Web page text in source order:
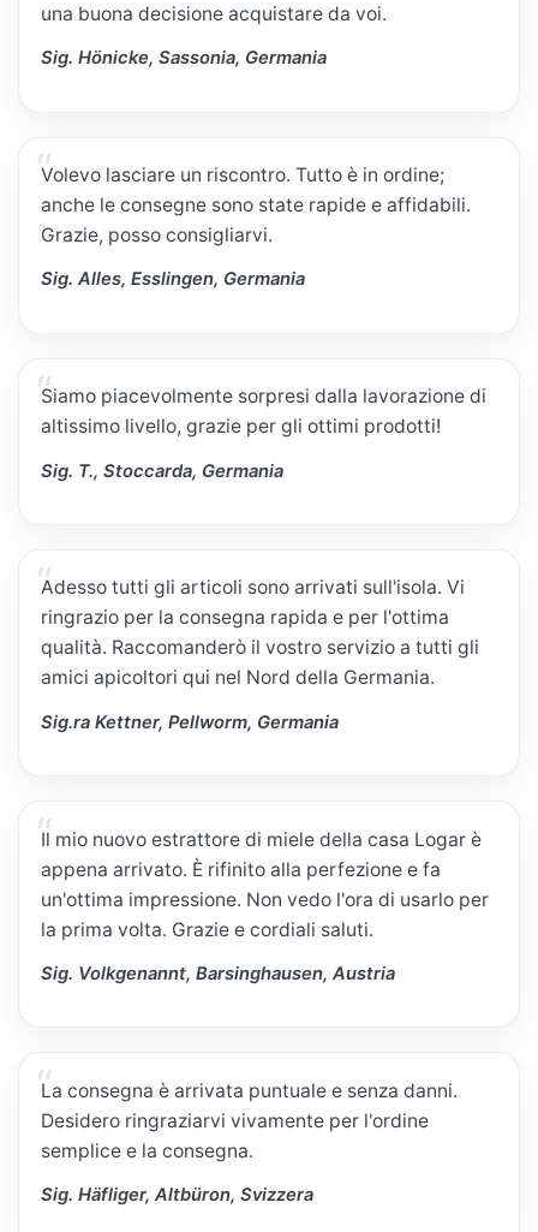
una buona decisione acquistare da voi.
Sig. Hönicke, Sassonia, Germania
Volevo lasciare un riscontro. Tutto è in ordine;
anche le consegne sono state rapide e affidabili.
Grazie, posso consigliarvi.
Sig. Alles, Esslingen, Germania
Siamo piacevolmente sorpresi dalla lavorazione di
altissimo livello, grazie per gli ottimi prodotti!
Sig. T., Stoccarda, Germania
Adesso tutti gli articoli sono arrivati sull'isola. Vi
ringrazio per la consegna rapida e per l'ottima
qualità. Raccomanderò il vostro servizio a tutti gli
amici apicoltori qui nel Nord della Germania.
Sig.ra Kettner, Pellworm, Germania
Il mio nuovo estrattore di miele della casa Logar è
appena arrivato. È rifinito alla perfezione e fa
un'ottima impressione. Non vedo l'ora di usarlo per
la prima volta. Grazie e cordiali saluti.
Sig. Volkgenannt, Barsinghausen, Austria
La consegna è arrivata puntuale e senza danni.
Desidero ringraziarvi vivamente per l'ordine
semplice e la consegna.
Sig. Häfliger, Altbüron, Svizzera